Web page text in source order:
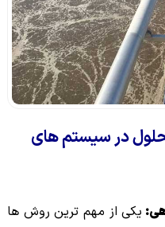
در سیستم های
یکی از مهم ترین روش ها